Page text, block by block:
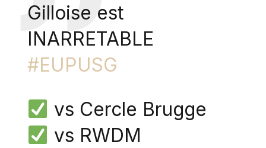
Gilloise est
INARRETABLE
#EUPUSG
vs Cercle Brugge
vs RWDM